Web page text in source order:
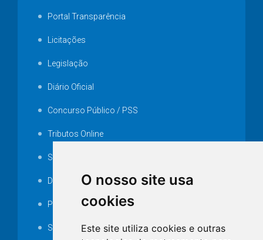
O nosso site usa
cookies
Este site utiliza cookies e outras
Portal Transparência
Licitações
Legislação
Diário Oficial
Concurso Público / PSS
Tributos Online
Serviços ISS-E
Decretos
Portarias
SAMAE